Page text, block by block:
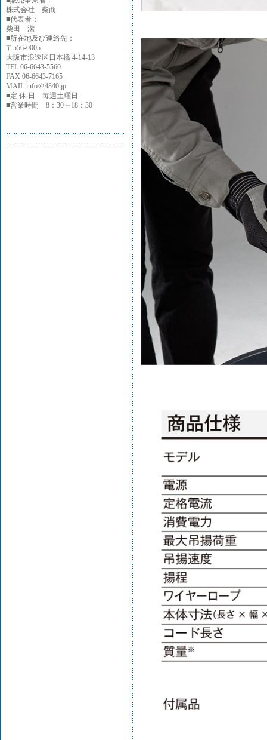
株式会社 柴商
■代表者：
柴田 潔
■所在地及び連絡先：
〒556-0005
大阪市浪速区日本橋 4-14-13
TEL 06-6643-5560
FAX 06-6643-7165
MAIL info＠4840.jp
■定 休 日 毎週土曜日
■営業時間 8：30～18：30